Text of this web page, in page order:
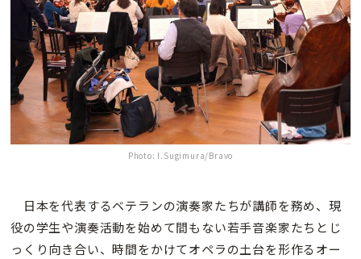
Photo: I.Sugimura/Bravo
日本を代表するベテランの演奏家たちが講師を務め、現
役の学生や演奏活動を始めて間もない若手音楽家たちとじ
っくり向き合い、時間をかけてオペラの土台を形作るオー